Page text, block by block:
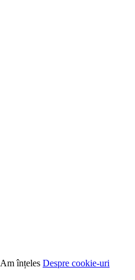
Am înțeles Despre cookie-uri